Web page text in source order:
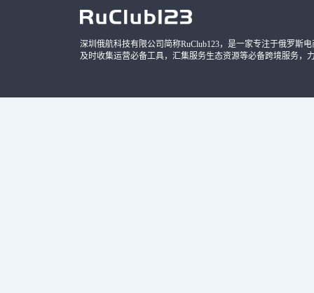
深圳俄航科技有限公司简称RuClub123，是一家专注于俄罗斯
及时收集运营必备工具，汇集服务生态资源等必备跨境服务，